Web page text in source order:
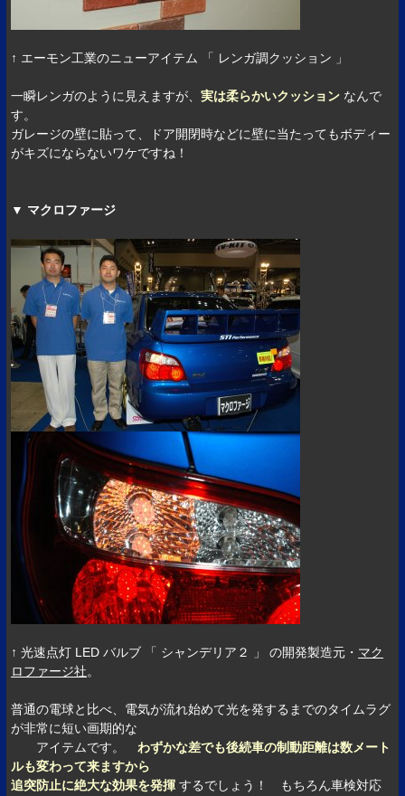
↑ エーモン工業のニューアイテム 「 レンガ調クッション 」
一瞬レンガのように見えますが、実は柔らかいクッション なんで
す。
ガレージの壁に貼って、ドア開閉時などに壁に当たってもボディー
がキズにならないワケですね！
▼ マクロファージ
↑ 光速点灯 LED バルブ 「 シャンデリア２ 」 の開発製造元・ マク
ロファージ社。
普通の電球と比べ、電気が流れ始めて光を発するまでのタイムラグ
が非常に短い画期的な
アイテムです。 わずかな差でも後続車の制動距離は数メート
ルも変わって来ますから
追突防止に絶大な効果を発揮 するでしょう！ もちろん車検対応